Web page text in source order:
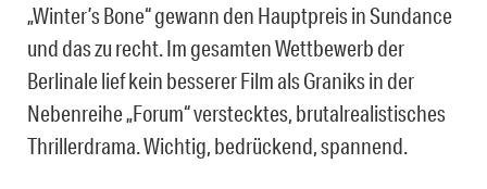
„Winter’s Bone“ gewann den Hauptpreis in Sundance
und das zu recht. Im gesamten Wettbewerb der
Berlinale lief kein besserer Film als Graniks in der
Nebenreihe „Forum“ verstecktes, brutalrealistisches
Thrillerdrama. Wichtig, bedrückend, spannend.